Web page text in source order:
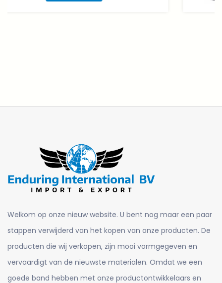
Welkom op onze nieuw website. U bent nog maar een paar
stappen verwijderd van het kopen van onze producten. De
producten die wij verkopen, zijn mooi vormgegeven en
vervaardigt van de nieuwste materialen. Omdat we een
goede band hebben met onze productontwikkelaars en